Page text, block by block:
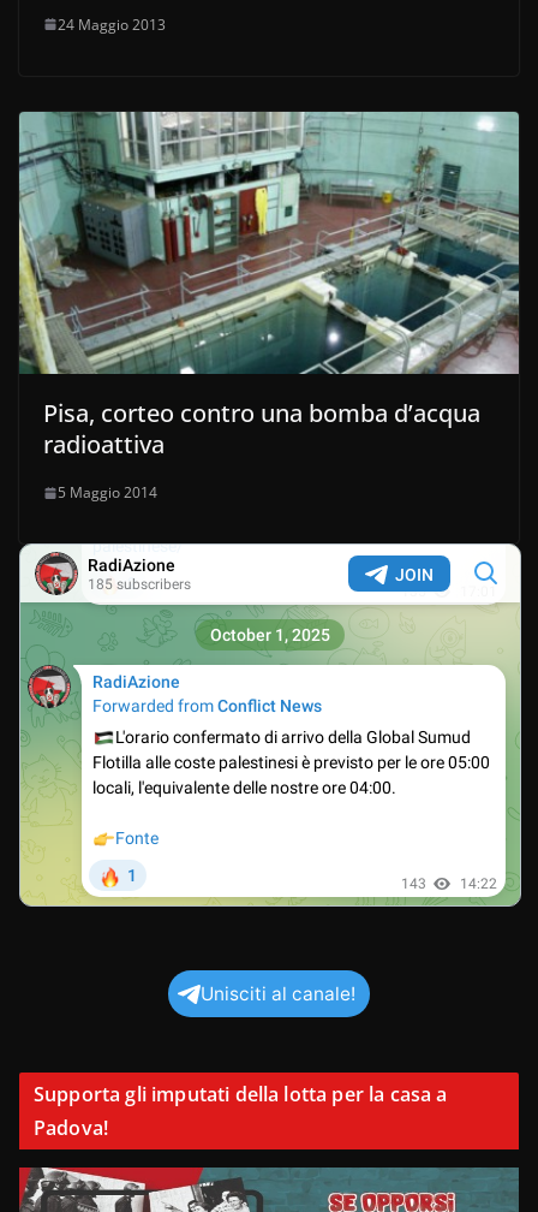
24 Maggio 2013
Pisa, corteo contro una bomba d’acqua
radioattiva
5 Maggio 2014
Unisciti al canale!
Supporta gli imputati della lotta per la casa a
Padova!